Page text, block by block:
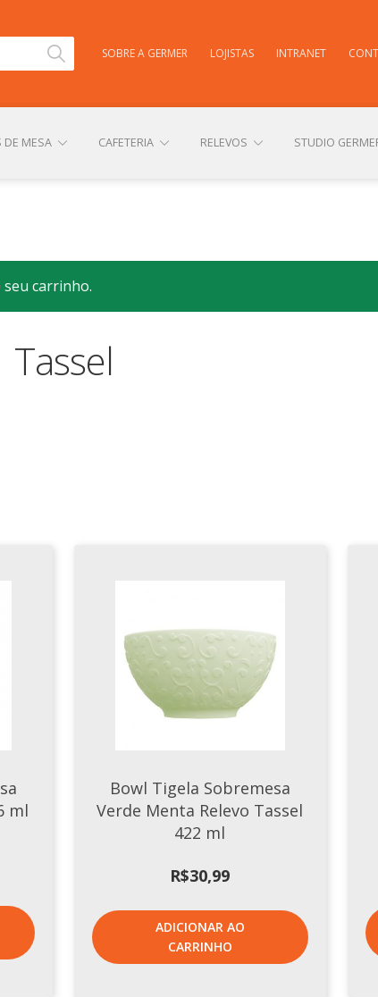
Pesquisar SOBRE A GERMER LOJISTAS INTRANET
DE MESA CAFETERIA RELEVOS STUDIO
DE PRODUTOS
seu carrinho.
Tassel
ml
Bowl Tigela Sobremesa
Verde Menta Relevo Tassel
422 ml
R$30,99
ADICIONAR AO
CARRINHO